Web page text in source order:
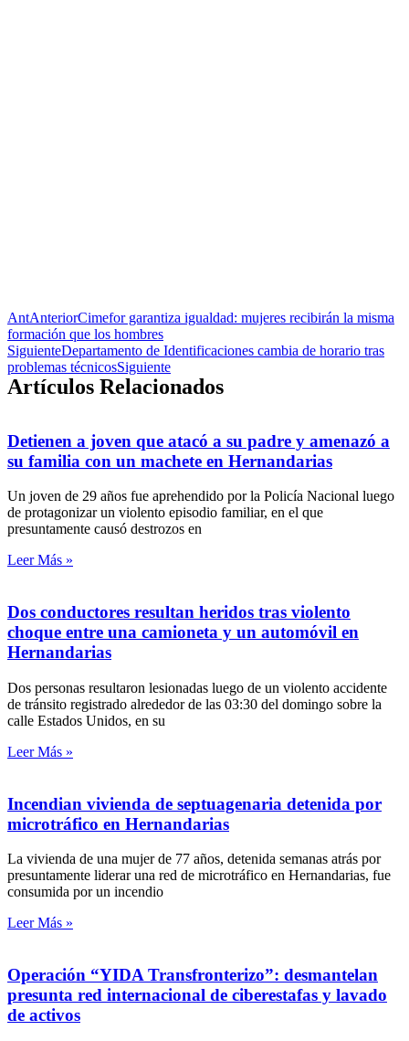
AntAnteriorCimefor garantiza igualdad: mujeres recibirán la misma
formación que los hombres
SiguienteDepartamento de Identificaciones cambia de horario tras
problemas técnicosSiguiente
Artículos Relacionados
Detienen a joven que atacó a su padre y amenazó a
su familia con un machete en Hernandarias
Un joven de 29 años fue aprehendido por la Policía Nacional luego
de protagonizar un violento episodio familiar, en el que
presuntamente causó destrozos en
Leer Más »
Dos conductores resultan heridos tras violento
choque entre una camioneta y un automóvil en
Hernandarias
Dos personas resultaron lesionadas luego de un violento accidente
de tránsito registrado alrededor de las 03:30 del domingo sobre la
calle Estados Unidos, en su
Leer Más »
Incendian vivienda de septuagenaria detenida por
microtráfico en Hernandarias
La vivienda de una mujer de 77 años, detenida semanas atrás por
presuntamente liderar una red de microtráfico en Hernandarias, fue
consumida por un incendio
Leer Más »
Operación “YIDA Transfronterizo”: desmantelan
presunta red internacional de ciberestafas y lavado
de activos